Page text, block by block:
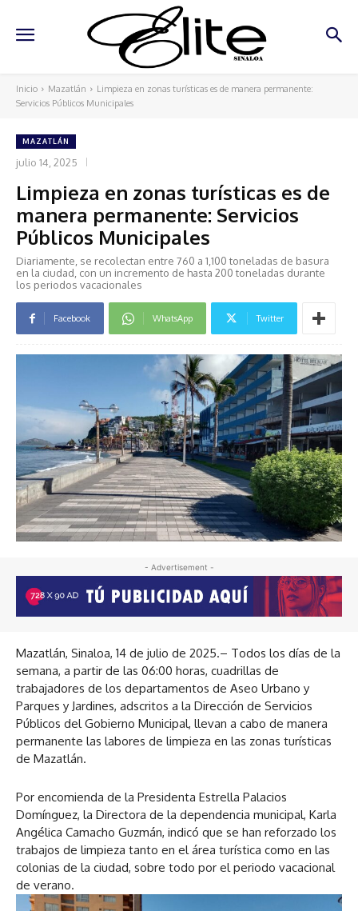
Inicio Mazatlán
Limpieza en zonas turísticas es de manera permanente:
Servicios Públicos Municipales
MAZATLÁN
julio 14, 2025
Limpieza en zonas turísticas es de
manera permanente: Servicios
Públicos Municipales
Diariamente, se recolectan entre 760 a 1,100 toneladas de basura
en la ciudad, con un incremento de hasta 200 toneladas durante
los periodos vacacionales
Facebook WhatsApp Twitter
- Advertisement -
Mazatlán, Sinaloa, 14 de julio de 2025.– Todos los días de la
semana, a partir de las 06:00 horas, cuadrillas de
trabajadores de los departamentos de Aseo Urbano y
Parques y Jardines, adscritos a la Dirección de Servicios
Públicos del Gobierno Municipal, llevan a cabo de manera
permanente las labores de limpieza en las zonas turísticas
de Mazatlán.
Por encomienda de la Presidenta Estrella Palacios
Domínguez, la Directora de la dependencia municipal, Karla
Angélica Camacho Guzmán, indicó que se han reforzado los
trabajos de limpieza tanto en el área turística como en las
colonias de la ciudad, sobre todo por el periodo vacacional
de verano.